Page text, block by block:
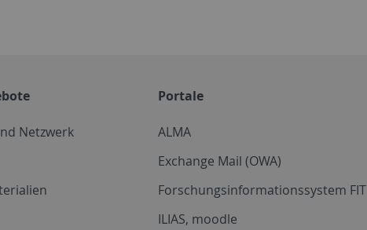
Netzwerk
Portale
ALMA
Exchange Mail (OWA)
Forschungsinformationssystem FIT
ILIAS, moodle